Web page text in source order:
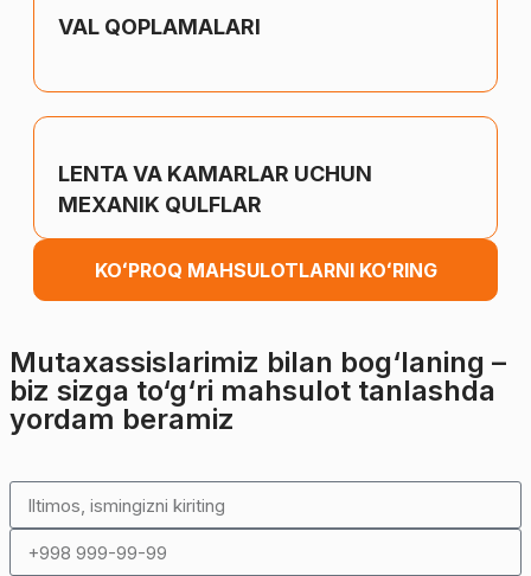
VAL QOPLAMALARI
LENTA VA KAMARLAR UCHUN
MEXANIK QULFLAR
KOʻPROQ MAHSULOTLARNI KOʻRING
Mutaxassislarimiz bilan bog‘laning –
biz sizga to‘g‘ri mahsulot tanlashda
yordam beramiz